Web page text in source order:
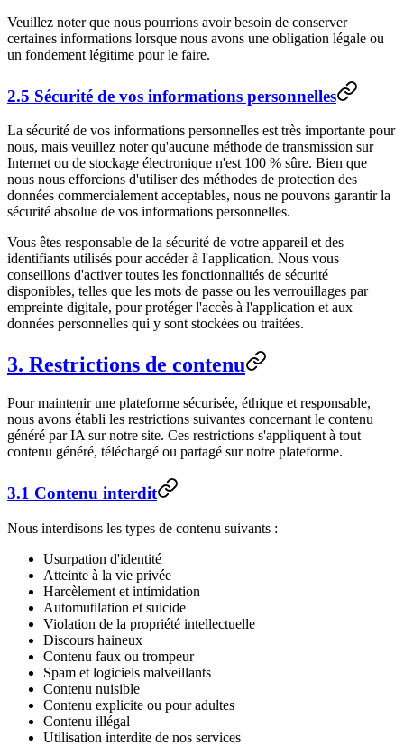
Veuillez noter que nous pourrions avoir besoin de conserver
certaines informations lorsque nous avons une obligation légale ou
un fondement légitime pour le faire.
2.5 Sécurité de vos informations personnelles
La sécurité de vos informations personnelles est très importante pour
nous, mais veuillez noter qu'aucune méthode de transmission sur
Internet ou de stockage électronique n'est 100 % sûre. Bien que
nous nous efforcions d'utiliser des méthodes de protection des
données commercialement acceptables, nous ne pouvons garantir la
sécurité absolue de vos informations personnelles.
Vous êtes responsable de la sécurité de votre appareil et des
identifiants utilisés pour accéder à l'application. Nous vous
conseillons d'activer toutes les fonctionnalités de sécurité
disponibles, telles que les mots de passe ou les verrouillages par
empreinte digitale, pour protéger l'accès à l'application et aux
données personnelles qui y sont stockées ou traitées.
3. Restrictions de contenu
Pour maintenir une plateforme sécurisée, éthique et responsable,
nous avons établi les restrictions suivantes concernant le contenu
généré par IA sur notre site. Ces restrictions s'appliquent à tout
contenu généré, téléchargé ou partagé sur notre plateforme.
3.1 Contenu interdit
Nous interdisons les types de contenu suivants :
Usurpation d'identité
Atteinte à la vie privée
Harcèlement et intimidation
Automutilation et suicide
Violation de la propriété intellectuelle
Discours haineux
Contenu faux ou trompeur
Spam et logiciels malveillants
Contenu nuisible
Contenu explicite ou pour adultes
Contenu illégal
Utilisation interdite de nos services